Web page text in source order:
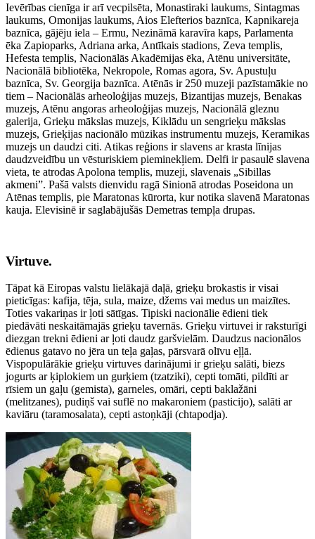
Ievērības cienīga ir arī vecpilsēta, Monastiraki laukums, Sintagmas
laukums, Omonijas laukums, Aios Elefterios baznīca, Kapnikareja
baznīca, gājēju iela – Ermu, Nezināmā karavīra kaps, Parlamenta
ēka Zapioparks, Adriana arka, Antīkais stadions, Zeva templis,
Hefesta templis, Nacionālās Akadēmijas ēka, Atēnu universitāte,
Nacionālā bibliotēka, Nekropole, Romas agora, Sv. Apustuļu
baznīca, Sv. Georgija baznīca. Atēnās ir 250 muzeji pazīstamākie no
tiem – Nacionālās arheoloģijas muzejs, Bizantijas muzejs, Benakas
muzejs, Atēnu angoras arheoloģijas muzejs, Nacionālā gleznu
galerija, Grieķu mākslas muzejs, Kiklādu un sengrieķu mākslas
muzejs, Grieķijas nacionālo mūzikas instrumentu muzejs, Keramikas
muzejs un daudzi citi. Atikas reģions ir slavens ar krasta līnijas
daudzveidību un vēsturiskiem pieminekļiem. Delfi ir pasaulē slavena
vieta, te atrodas Apolona templis, muzeji, slavenais „Sibillas
akmeni”. Pašā valsts dienvidu ragā Sinionā atrodas Poseidona un
Atēnas templis, pie Maratonas kūrorta, kur notika slavenā Maratonas
kauja. Elevisinē ir saglabājušās Demetras tempļa drupas.
Virtuve.
Tāpat kā Eiropas valstu lielākajā daļā, grieķu brokastis ir visai
pieticīgas: kafija, tēja, sula, maize, džems vai medus un maizītes.
Toties vakariņas ir ļoti sātīgas. Tipiski nacionālie ēdieni tiek
piedāvāti neskaitāmajās grieķu tavernās. Grieķu virtuvei ir raksturīgi
diezgan trekni ēdieni ar ļoti daudz garšvielām. Daudzus nacionālos
ēdienus gatavo no jēra un teļa gaļas, pārsvarā olīvu eļļā.
Vispopulārākie grieķu virtuves darinājumi ir grieķu salāti, biezs
jogurts ar ķiplokiem un gurķiem (tzatziki), cepti tomāti, pildīti ar
rīsiem un gaļu (gemista), garneles, omāri, cepti baklažāni
(melitzanes), pudiņš vai suflē no makaroniem (pasticijo), salāti ar
kaviāru (taramosalata), cepti astoņkāji (chtapodja).